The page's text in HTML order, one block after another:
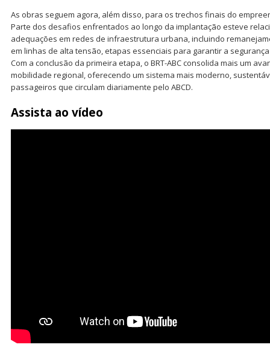
As obras seguem agora, além disso, para os trechos finais do
Parte dos desafios enfrentados ao longo da implantação esteve
adequações em redes de infraestrutura urbana, incluindo
em linhas de alta tensão, etapas essenciais para garantir a
Com a conclusão da primeira etapa, o BRT-ABC consolida mais um
mobilidade regional, oferecendo um sistema mais moderno,
passageiros que circulam diariamente pelo ABCD.
Assista ao vídeo